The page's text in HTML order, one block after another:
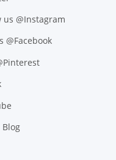
us @Instagram
@Facebook
Blog